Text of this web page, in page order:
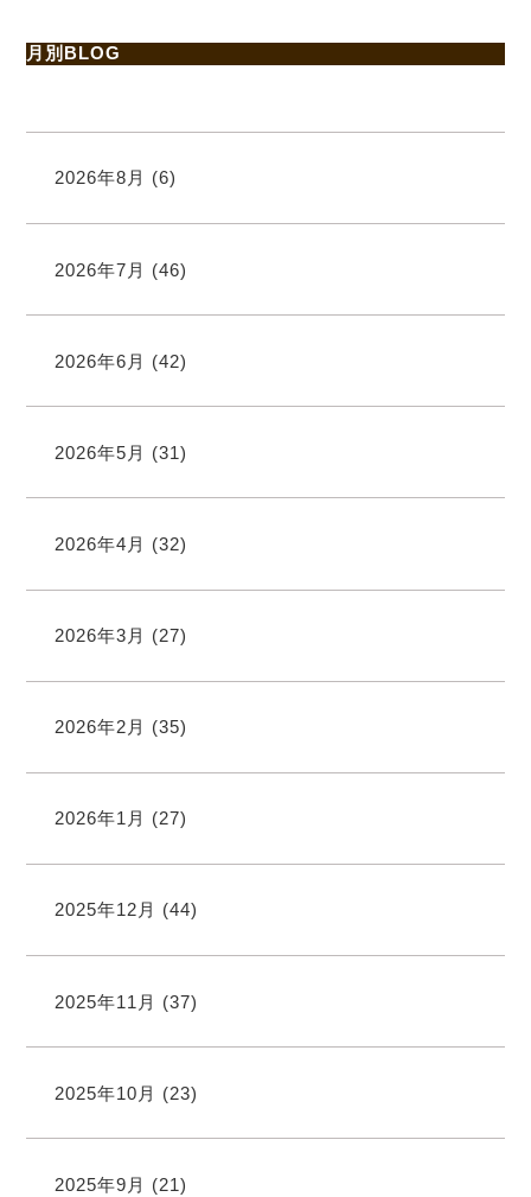
月別BLOG
2026年8月 (6)
2026年7月 (46)
2026年6月 (42)
2026年5月 (31)
2026年4月 (32)
2026年3月 (27)
2026年2月 (35)
2026年1月 (27)
2025年12月 (44)
2025年11月 (37)
2025年10月 (23)
2025年9月 (21)